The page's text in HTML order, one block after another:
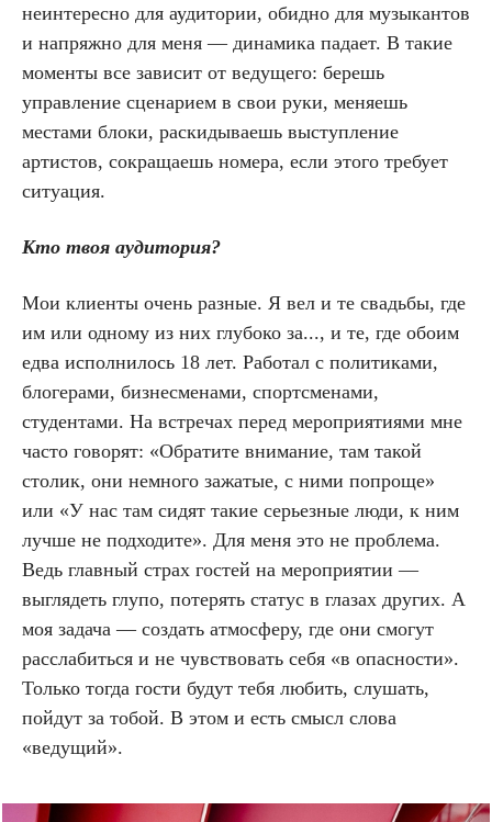
неинтересно для аудитории, обидно для музыкантов
и напряжно для меня — динамика падает. В такие
моменты все зависит от ведущего: берешь
управление сценарием в свои руки, меняешь
местами блоки, раскидываешь выступление
артистов, сокращаешь номера, если этого требует
ситуация.
Кто твоя аудитория?
Мои клиенты очень разные. Я вел и те свадьбы, где
им или одному из них глубоко за..., и те, где обоим
едва исполнилось 18 лет. Работал с политиками,
блогерами, бизнесменами, спортсменами,
студентами. На встречах перед мероприятиями мне
часто говорят: «Обратите внимание, там такой
столик, они немного зажатые, с ними попроще»
или «У нас там сидят такие серьезные люди, к ним
лучше не подходите». Для меня это не проблема.
Ведь главный страх гостей на мероприятии —
выглядеть глупо, потерять статус в глазах других. А
моя задача — создать атмосферу, где они смогут
расслабиться и не чувствовать себя «в опасности».
Только тогда гости будут тебя любить, слушать,
пойдут за тобой. В этом и есть смысл слова
«ведущий».